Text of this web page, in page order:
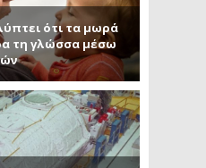
ότι τα μωρά
τη γλώσσα μέσω